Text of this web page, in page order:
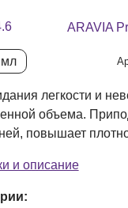
ARAVIA
легкости и
объема.
повышает
и описание